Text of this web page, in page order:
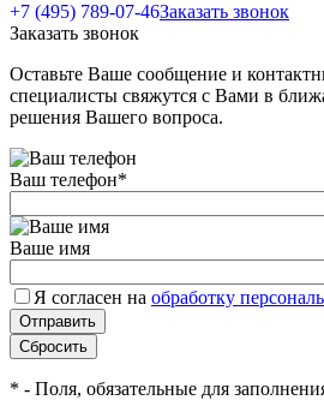
+7 (495) 789-07-46Заказать звонок
Заказать звонок
Оставьте Ваше сообщение и
специалисты свяжутся с Вами в
решения Вашего вопроса.
Ваш телефон*
Ваше имя
Я согласен на обработку
* - Поля, обязательные для